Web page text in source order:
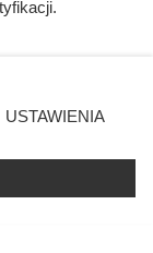
Polsce
ceny
prywatności
Niektóre
takiemu
tylko
USTAWIENIA